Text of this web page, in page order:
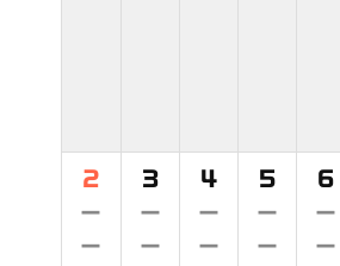
2
－
－
3
－
－
4
－
－
5
－
－
6
－
－